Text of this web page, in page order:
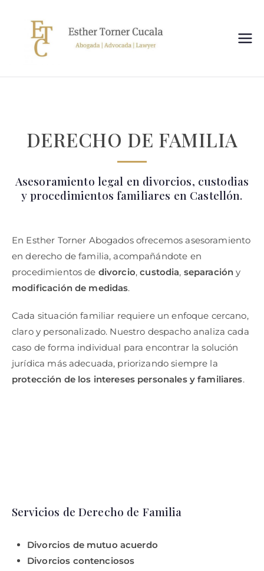
Esthe
r
r
Abog
ados
Despacho de
Castellón de la
DERECHO DE FAMILIA
Asesoramiento legal en divorcios, custodias
y procedimientos familiares en Castellón.
En Esther Torner Abogados ofrecemos asesoramiento
en derecho de familia, acompañándote en
procedimientos de divorcio, custodia, separación y
modificación de medidas.
Cada situación familiar requiere un enfoque cercano,
claro y personalizado. Nuestro despacho analiza cada
caso de forma individual para encontrar la solución
jurídica más adecuada, priorizando siempre la
protección de los intereses personales y familiares.
Servicios de Derecho de Familia
Divorcios de mutuo acuerdo
Divorcios contenciosos